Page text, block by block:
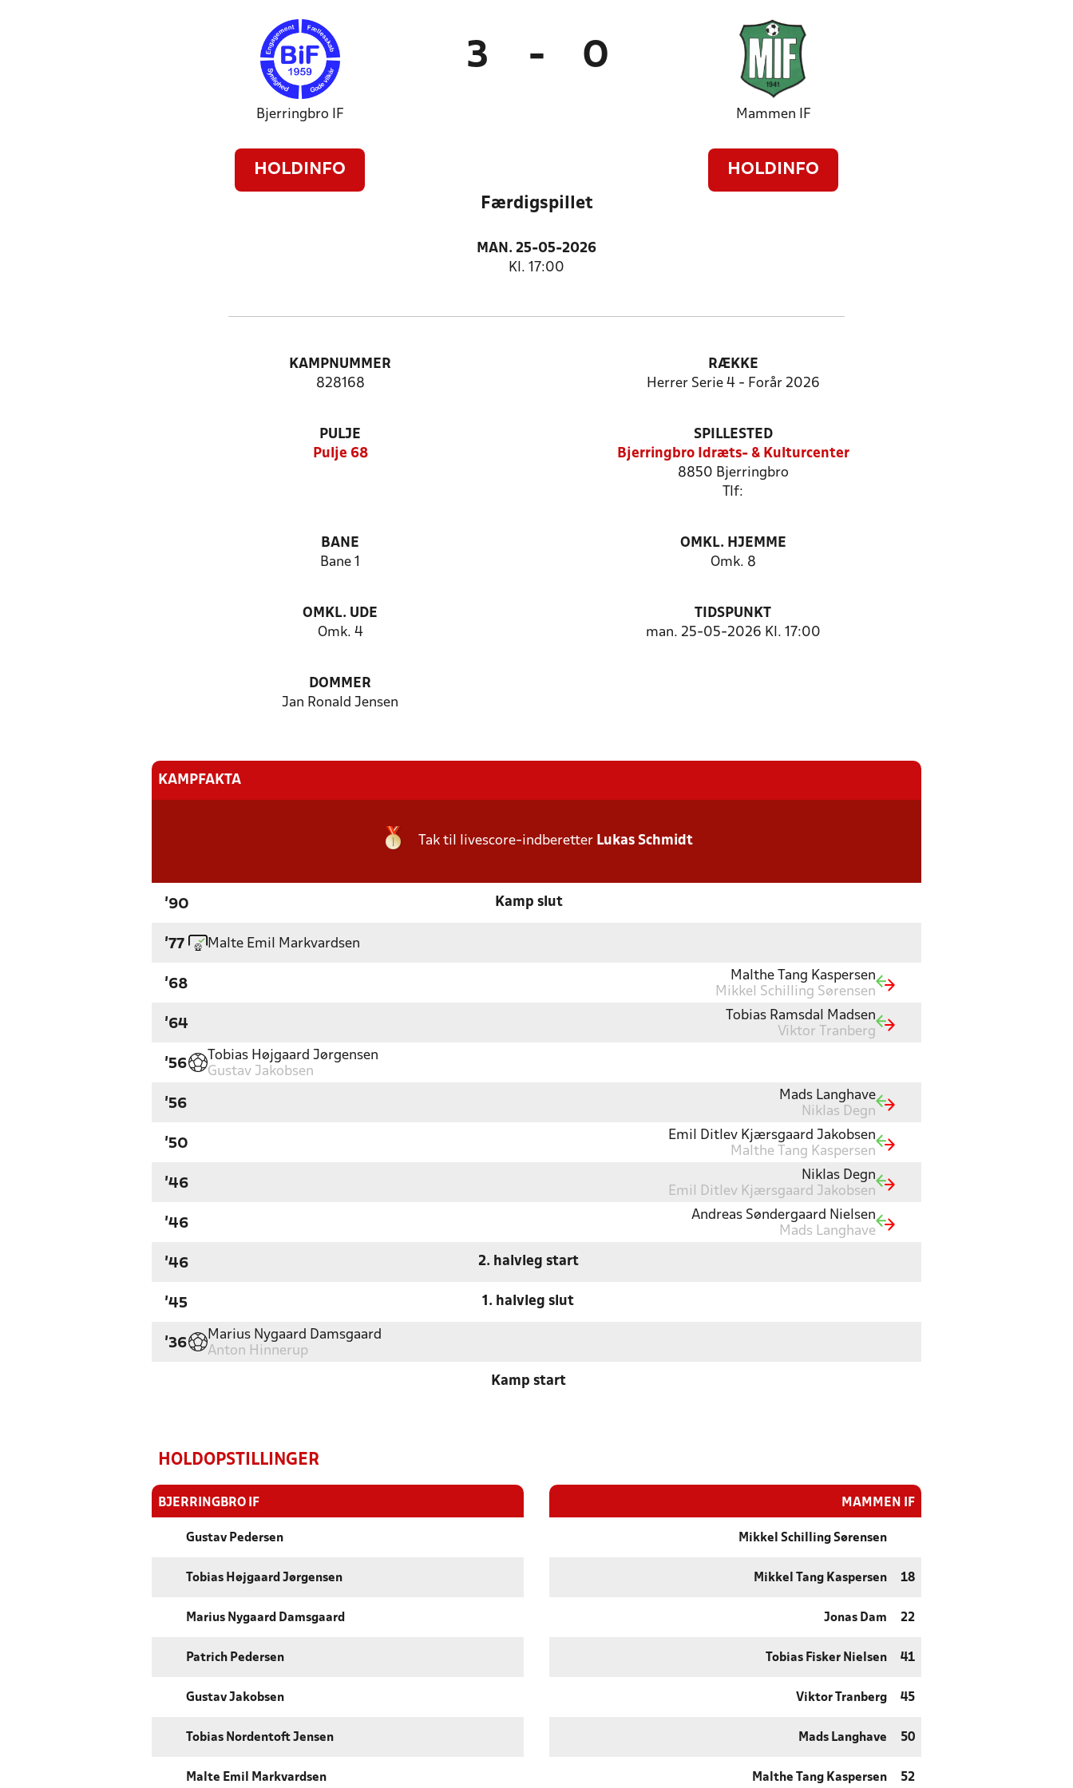
Bjerringbro IF
HOLDINFO
3 - 0
Mammen IF
HOLDINFO
Færdigspillet
MAN. 25-05-2026
Kl. 17:00
KAMPNUMMER
828168
RÆKKE
Herrer Serie 4 - Forår 2026
PULJE
Pulje 68
SPILLESTED
Bjerringbro Idræts- & Kulturcenter
8850 Bjerringbro
Tlf:
BANE
Bane 1
OMKL. HJEMME
Omk. 8
OMKL. UDE
Omk. 4
TIDSPUNKT
man. 25-05-2026 Kl. 17:00
DOMMER
Jan Ronald Jensen
KAMPFAKTA
Tak til livescore-indberetter Lukas Schmidt
'90 Kamp slut
'77 Malte Emil Markvardsen
'68
Malthe Tang Kaspersen
Mikkel Schilling Sørensen
'64
Tobias Ramsdal Madsen
Viktor Tranberg
'56
Tobias Højgaard Jørgensen
Gustav Jakobsen
'56
Mads Langhave
Niklas Degn
'50
Emil Ditlev Kjærsgaard Jakobsen
Malthe Tang Kaspersen
'46
Niklas Degn
Emil Ditlev Kjærsgaard Jakobsen
'46
Andreas Søndergaard Nielsen
Mads Langhave
'46 2. halvleg start
'45 1. halvleg slut
'36
Marius Nygaard Damsgaard
Anton Hinnerup
Kamp start
HOLDOPSTILLINGER
BJERRINGBRO IF
Gustav Pedersen
Tobias Højgaard Jørgensen
Marius Nygaard Damsgaard
Patrich Pedersen
Gustav Jakobsen
Tobias Nordentoft Jensen
Malte Emil Markvardsen
MAMMEN IF
Mikkel Schilling Sørensen
Mikkel Tang Kaspersen 18
Jonas Dam 22
Tobias Fisker Nielsen 41
Viktor Tranberg 45
Mads Langhave 50
Malthe Tang Kaspersen 52